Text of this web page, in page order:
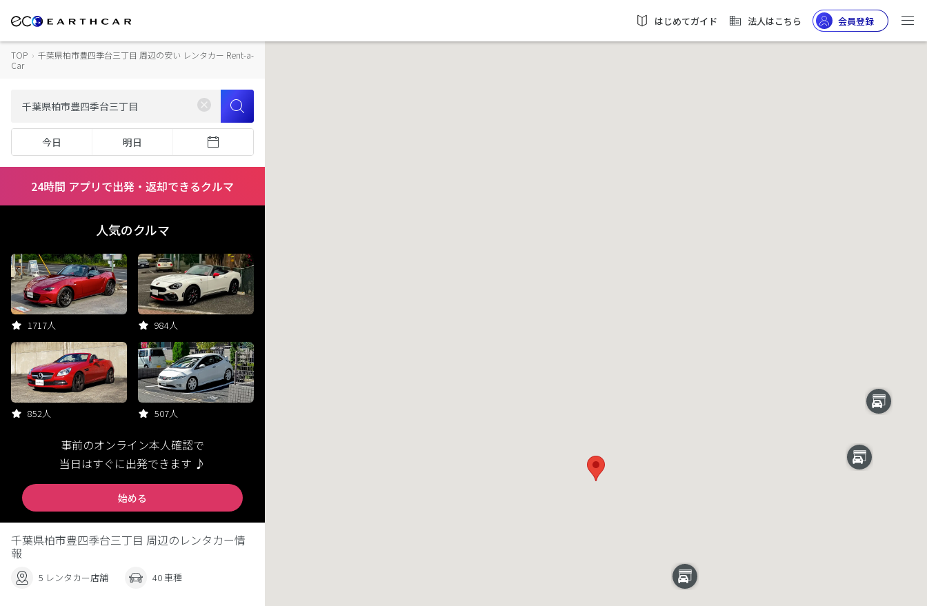
はじめてガイド 法人はこちら 会員登録
TOP › 千葉県柏市豊四季台三丁目 周辺の安い レンタカー Rent-a-
Car
今日 明日
24時間 アプリで出発・返却できるクルマ
人気のクルマ
1717人 984人
852人 507人
事前のオンライン本人確認で
当日はすぐに出発できます ♪
始める
千葉県柏市豊四季台三丁目 周辺のレンタカー情
報
5 レンタカー店舗 40 車種